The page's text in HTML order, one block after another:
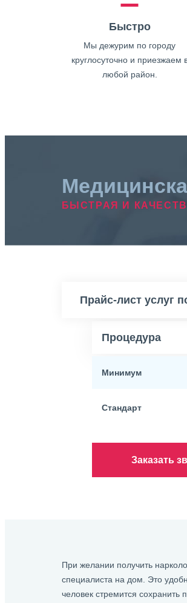
Быстро
Мы дежурим по городу
круглосуточно и приезжаем
любой район.
БЫСТРАЯ И
Прайс-лист услуг
Процедура
Минимум
Стандарт
Заказать
При желании получить
специалиста на дом. Это
человек стремится сохранить